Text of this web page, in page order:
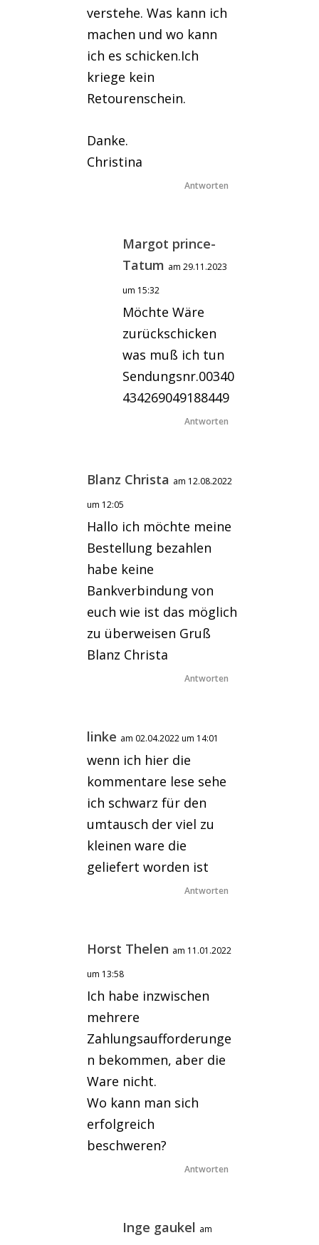
verstehe. Was kann ich
machen und wo kann
ich es schicken.Ich
kriege kein
Retourenschein.
Danke.
Christina
Antworten
Margot prince-
Tatum am 29.11.2023
um 15:32
Möchte Wäre
zurückschicken
was muß ich tun
Sendungsnr.00340
434269049188449
Antworten
Blanz Christa am 12.08.2022
um 12:05
Hallo ich möchte meine
Bestellung bezahlen
habe keine
Bankverbindung von
euch wie ist das möglich
zu überweisen Gruß
Blanz Christa
Antworten
linke am 02.04.2022 um 14:01
wenn ich hier die
kommentare lese sehe
ich schwarz für den
umtausch der viel zu
kleinen ware die
geliefert worden ist
Antworten
Horst Thelen am 11.01.2022
um 13:58
Ich habe inzwischen
mehrere
Zahlungsaufforderunge
n bekommen, aber die
Ware nicht.
Wo kann man sich
erfolgreich
beschweren?
Antworten
Inge gaukel am